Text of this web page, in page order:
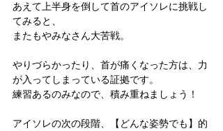
あえて上半身を倒して首のアイソレに挑戦し
てみると、
またもやみなさん大苦戦。
やりづらかったり、首が痛くなった方は、力
が入ってしまっている証拠です。
練習あるのみなので、積み重ねましょう！
アイソレの次の段階、【どんな姿勢でも】的